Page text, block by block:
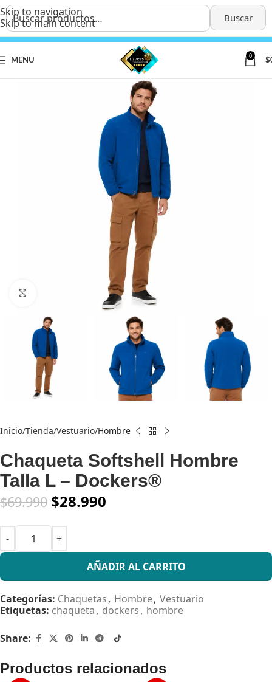
Buscar
Skip to navigation
Skip to main content
MENU
0
$
Inicio Tienda Vestuario Hombre
Chaqueta Softshell Hombre
Talla L – Dockers®
$69.990 $28.990
AÑADIR AL CARRITO
Categorías: Chaquetas, Hombre, Vestuario
Etiquetas: chaqueta, dockers, hombre
Share:
Productos relacionados